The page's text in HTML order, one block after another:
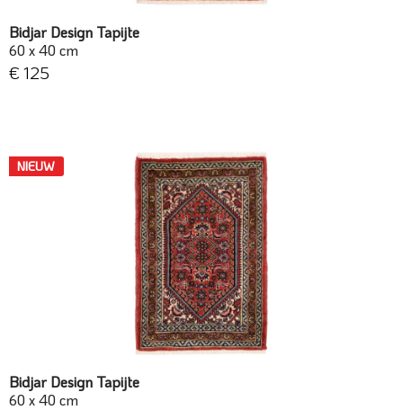
Bidjar Design Tapijte
60 x 40 cm
€ 125
NIEUW
Bidjar Design Tapijte
60 x 40 cm